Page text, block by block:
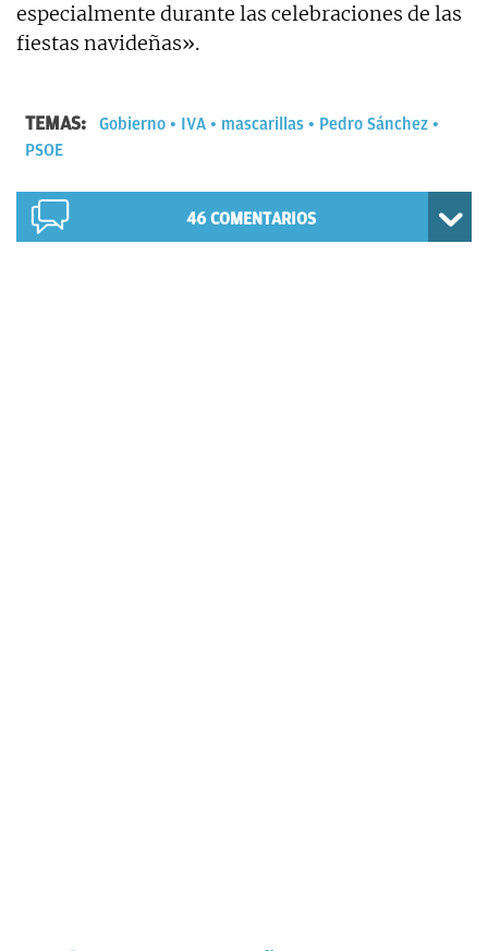
especialmente durante las celebraciones de las
fiestas navideñas».
TEMAS: Gobierno IVA mascarillas
Pedro Sánchez
PSOE
46 COMENTARIOS